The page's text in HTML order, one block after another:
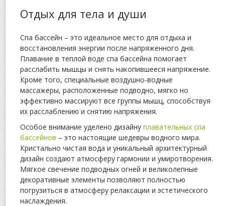
Отдых для тела и души
Спа бассейн – это идеальное место для отдыха и
восстановления энергии после напряженного дня.
Плавание в теплой воде спа бассейна помогает
расслабить мышцы и снять накопившееся напряжение.
Кроме того, специальные воздушно-водные
массажеры, расположенные подводно, мягко но
эффективно массируют все группы мышц, способствуя
их расслаблению и снятию напряжения.
Особое внимание уделено дизайну плавательных спа
бассейнов – это настоящие шедевры водного мира.
Кристально чистая вода и уникальный архитектурный
дизайн создают атмосферу гармонии и умиротворения.
Мягкое свечение подводных огней и великолепные
декоративные элементы позволяют полностью
погрузиться в атмосферу релаксации и эстетического
наслаждения.